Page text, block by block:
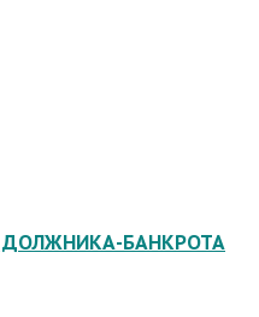
ДОЛЖНИКА-БАНКРОТА